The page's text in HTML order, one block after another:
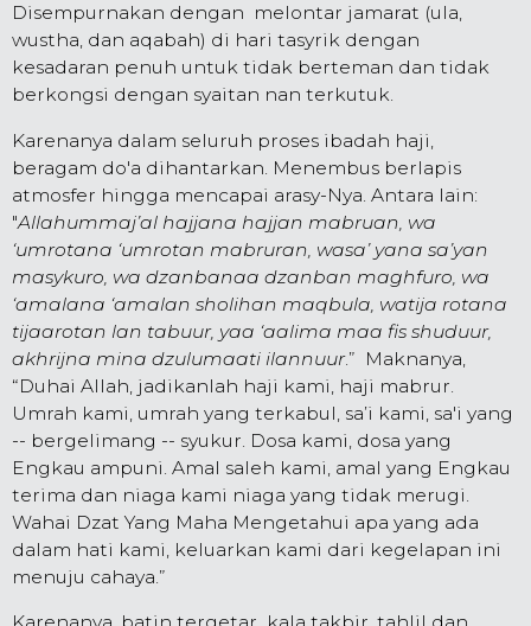
Disempurnakan dengan melontar jamarat (ula,
wustha, dan aqabah) di hari tasyrik dengan
kesadaran penuh untuk tidak berteman dan tidak
berkongsi dengan syaitan nan terkutuk.
Karenanya dalam seluruh proses ibadah haji,
beragam do'a dihantarkan. Menembus berlapis
atmosfer hingga mencapai arasy-Nya. Antara lain:
"Allahummaj’al hajjana hajjan mabruan, wa
‘umrotana ‘umrotan mabruran, wasa’ yana sa’yan
masykuro, wa dzanbanaa dzanban maghfuro, wa
‘amalana ‘amalan sholihan maqbula, watija rotana
tijaarotan lan tabuur, yaa ‘aalima maa fis shuduur,
akhrijna mina dzulumaati ilannuur.” Maknanya,
“Duhai Allah, jadikanlah haji kami, haji mabrur.
Umrah kami, umrah yang terkabul, sa’i kami, sa'i yang
-- bergelimang -- syukur. Dosa kami, dosa yang
Engkau ampuni. Amal saleh kami, amal yang Engkau
terima dan niaga kami niaga yang tidak merugi.
Wahai Dzat Yang Maha Mengetahui apa yang ada
dalam hati kami, keluarkan kami dari kegelapan ini
menuju cahaya.”